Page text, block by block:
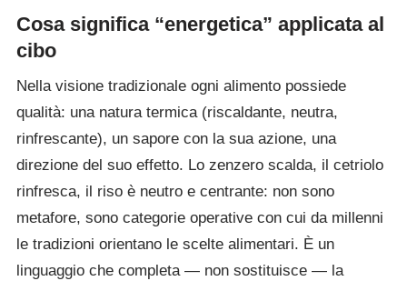
Cosa significa “energetica” applicata al
cibo
Nella visione tradizionale ogni alimento possiede
qualità: una natura termica (riscaldante, neutra,
rinfrescante), un sapore con la sua azione, una
direzione del suo effetto. Lo zenzero scalda, il cetriolo
rinfresca, il riso è neutro e centrante: non sono
metafore, sono categorie operative con cui da millenni
le tradizioni orientano le scelte alimentari. È un
linguaggio che completa — non sostituisce — la